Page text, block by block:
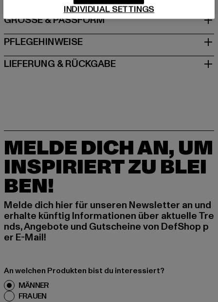
GRÖSSE & PASSFORM
PFLEGEHINWEISE
LIEFERUNG & RÜCKGABE
MELDE DICH AN, UM
INSPIRIERT ZU BLEI
BEN!
Melde dich hier für unseren Newsletter an und
erhalte künftig Informationen über aktuelle Tre
nds, Angebote und Gutscheine von DefShop p
er E-Mail!
An welchen Produkten bist du interessiert?
MÄNNER
FRAUEN
INDIVIDUAL SETTINGS